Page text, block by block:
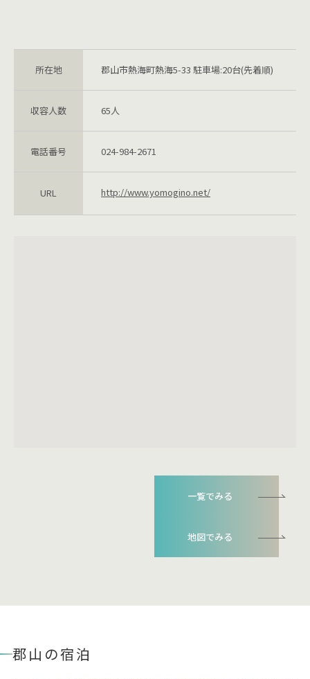
所在地 郡山市熱海町熱海5-33 駐車場:20台(先着順)
収容人数 65人
電話番号 024-984-2671
URL http://www.yomogino.net/
一覧でみる
地図でみる
郡山の宿泊